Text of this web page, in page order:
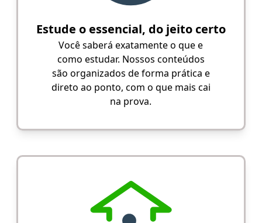
Estude o essencial, do jeito certo
Você saberá exatamente o que e
como estudar. Nossos conteúdos
são organizados de forma prática e
direto ao ponto, com o que mais cai
na prova.